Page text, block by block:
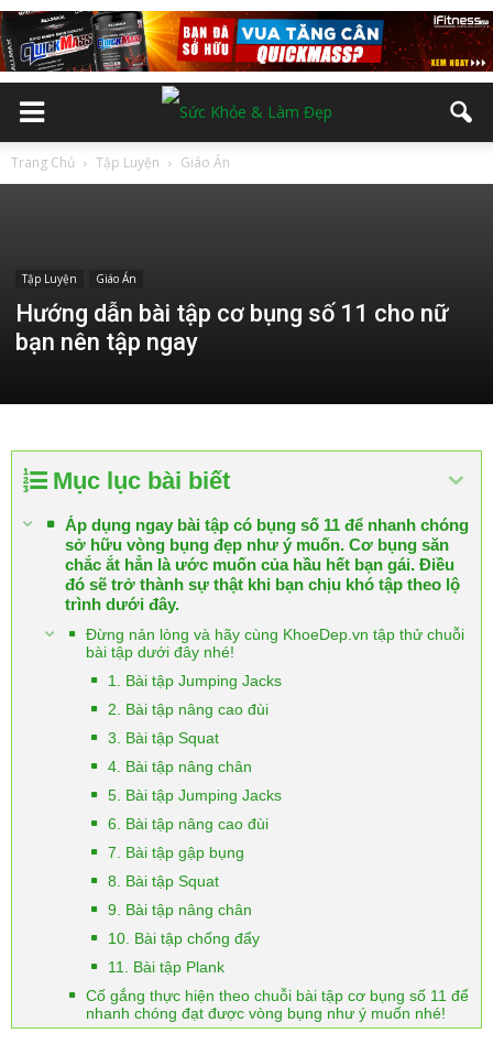
Trang Chủ Tập Luyện Giáo Án
Tập Luyện Giáo Án
Hướng dẫn bài tập cơ bụng số 11 cho nữ
bạn nên tập ngay
Mục lục bài biết
Áp dụng ngay bài tập có bụng số 11 để nhanh chóng
sở hữu vòng bụng đẹp như ý muốn. Cơ bụng săn
chắc ắt hẳn là ước muốn của hầu hết bạn gái. Điều
đó sẽ trở thành sự thật khi bạn chịu khó tập theo lộ
trình dưới đây.
Đừng nản lòng và hãy cùng KhoeDep.vn tập thử chuỗi
bài tập dưới đây nhé!
1. Bài tập Jumping Jacks
2. Bài tập nâng cao đùi
3. Bài tập Squat
4. Bài tập nâng chân
5. Bài tập Jumping Jacks
6. Bài tập nâng cao đùi
7. Bài tập gập bụng
8. Bài tập Squat
9. Bài tập nâng chân
10. Bài tập chống đẩy
11. Bài tập Plank
Cố gắng thực hiện theo chuỗi bài tập cơ bụng số 11 để
nhanh chóng đạt được vòng bụng như ý muốn nhé!